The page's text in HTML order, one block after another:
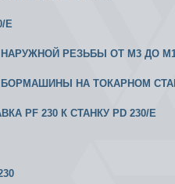
E
РЕЗЬБЫ ОТ М3 ДО М10
БОРМАШИНЫ НА ТОКАРНОМ
PF 230 К СТАНКУ PD 230/E